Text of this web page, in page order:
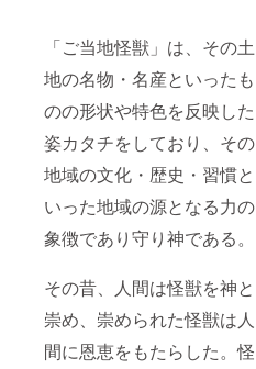
「ご当地怪獣」は、その土
地の名物・名産といったも
のの形状や特色を反映した
姿カタチをしており、その
地域の文化・歴史・習慣と
いった地域の源となる力の
象徴であり守り神である。
その昔、人間は怪獣を神と
崇め、崇められた怪獣は人
間に恩恵をもたらした。怪